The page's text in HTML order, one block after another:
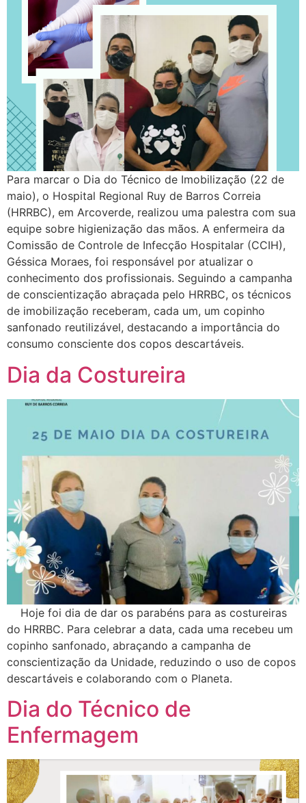
Para marcar o Dia do Técnico de Imobilização (22 de
maio), o Hospital Regional Ruy de Barros Correia
(HRRBC), em Arcoverde, realizou uma palestra com sua
equipe sobre higienização das mãos. A enfermeira da
Comissão de Controle de Infecção Hospitalar (CCIH),
Géssica Moraes, foi responsável por atualizar o
conhecimento dos profissionais. Seguindo a campanha
de conscientização abraçada pelo HRRBC, os técnicos
de imobilização receberam, cada um, um copinho
sanfonado reutilizável, destacando a importância do
consumo consciente dos copos descartáveis.
Dia da Costureira
Hoje foi dia de dar os parabéns para as costureiras
do HRRBC. Para celebrar a data, cada uma recebeu um
copinho sanfonado, abraçando a campanha de
conscientização da Unidade, reduzindo o uso de copos
descartáveis e colaborando com o Planeta.
Dia do Técnico de
Enfermagem